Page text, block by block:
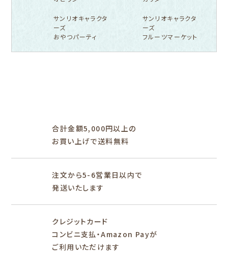
サンリオキャラクタ
ーズ
おやつパーティ
サンリオキャラクタ
ーズ
フルーツマーケット
雑貨類
M5 M6
その他
fufufu手帳
サンリオキャラクタ
ーズ
おやつパーティ
おりがみ
シリーズで探す
合計金額5,000円以上の
お買い上げで送料無料
注文から5-6営業日以内で
発送いたします
クレジットカード
コンビニ支払・Amazon Payが
ご利用いただけます